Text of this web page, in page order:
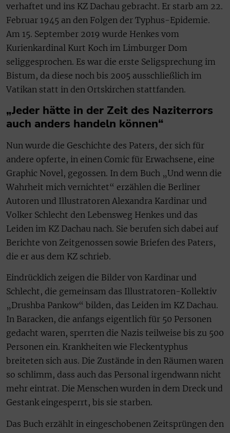
verhaftet und ins KZ Dachau gebracht. Er starb am 22.
Februar 1945 an den Folgen der Typhus-Epidemie.
Am 15. September 2019 wurde Henkes vom
Kurienkardinal Kurt Koch im Limburger Dom
seliggesprochen. Es war die erste Seligsprechung im
Bistum, da diese noch bis 2005 ausschließlich im
Vatikan statt in den Ortskirchen stattfanden.
„Jeder hätte in der Zeit des Naziterrors
auch anders handeln können“
Nun wurde die Geschichte des Paters, der sich für
andere opferte, in einen Comic für Erwachsene, eine
Graphic Novel, gegossen. In dem Buch „Und wenn die
Wahrheit mich vernichtet“ erzählen die Berliner
Autoren und Illustratoren Alexandra Kardinar und
Volker Schlecht den Lebensweg Henkes und das
Leiden im KZ Dachau nach. Sie berufen sich dabei auf
Berichte von Zeitgenossen sowie Briefen des Paters,
die er aus dem KZ schrieb.
Eindrücklich zeigen die Bilder von Kardinar und
Schlecht, die gemeinsam das Illustratoren-Kollektiv
„Drushba Pankow“ bilden, das Leiden im KZ Dachau.
In Baracken, die anfangs eigentlich für 50 Personen
gedacht waren, sperrten die Nazis teilweise bis zu 500
Personen ein. Krankheiten wie Fleckentyphus
breiteten sich aus. Die Zustände in den Räumen waren
so schlimm, dass auch das Personal irgendwann nicht
mehr eintrat. Die Menschen wurden in dem Dreck und
Gestank eingesperrt, bis sie starben.
Das Buch erzählt in eingeschobenen Zeitsprüngen den